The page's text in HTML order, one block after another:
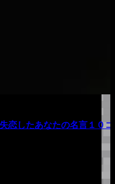
恋したあなたの名言１０コ